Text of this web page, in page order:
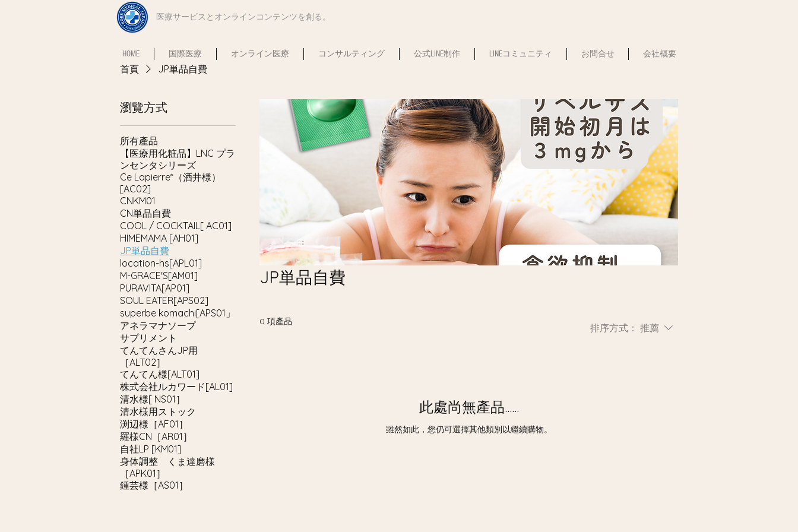
​医療サービスとオンラインコンテンツを創る。
HOME 国際医療 オンライン医療 コンサルティング 公式LINE制作 LINEコミュニティ お問合せ 会社概要
首頁 JP単品自費
瀏覽方式
所有產品
【医療用化粧品】LNC プラ
ンセンタシリーズ
Ce Lapierre*（酒井様）
[AC02]
CNKM01
CN単品自費
COOL / COCKTAIL[ AC01]
HIMEMAMA [AH01]
JP単品自費
location-hs[APL01]
M-GRACE'S[AM01]
PURAVITA[AP01]
SOUL EATER[APS02]
superbe komachi[APS01」
アネラマナソープ
サプリメント
てんてんさんJP用
［ALT02］
てんてん様[ALT01]
株式会社ルカワード[AL01]
清水様[ NS01］
清水様用ストック
渕辺様［AF01］
羅様CN［AR01］
自社LP [KM01]
身体調整 くま達磨様
［APK01］
鍾芸様［AS01］
JP単品自費
0 項產品
排序方式： 推薦
此處尚無產品......
雖然如此，您仍可選擇其他類別以繼續購物。